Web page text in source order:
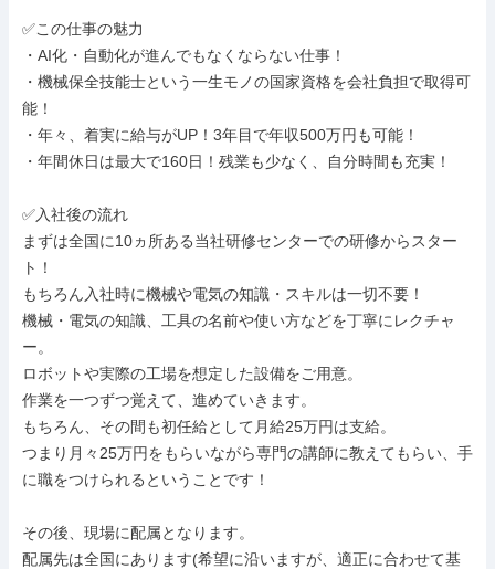
✅この仕事の魅力
・AI化・自動化が進んでもなくならない仕事！
・機械保全技能士という一生モノの国家資格を会社負担で取得可
能！
・年々、着実に給与がUP！3年目で年収500万円も可能！
・年間休日は最大で160日！残業も少なく、自分時間も充実！
✅入社後の流れ
まずは全国に10ヵ所ある当社研修センターでの研修からスター
ト！
もちろん入社時に機械や電気の知識・スキルは一切不要！
機械・電気の知識、工具の名前や使い方などを丁寧にレクチャ
ー。
ロボットや実際の工場を想定した設備をご用意。
作業を一つずつ覚えて、進めていきます。
もちろん、その間も初任給として月給25万円は支給。
つまり月々25万円をもらいながら専門の講師に教えてもらい、手
に職をつけられるということです！
その後、現場に配属となります。
配属先は全国にあります(希望に沿いますが、適正に合わせて基